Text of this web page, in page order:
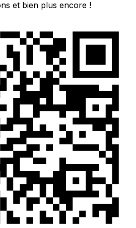
et bien plus encore !